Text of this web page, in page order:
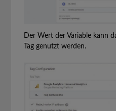
Der Wert der Variable kann
Tag genutzt werden.